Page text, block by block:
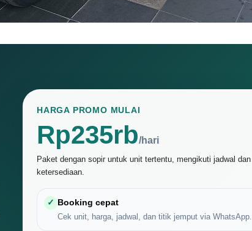
HARGA PROMO MULAI
Rp235rb/hari
Paket dengan sopir untuk unit tertentu, mengikuti jadwal dan
ketersediaan.
✓ Booking cepat
Cek unit, harga, jadwal, dan titik jemput via WhatsApp.